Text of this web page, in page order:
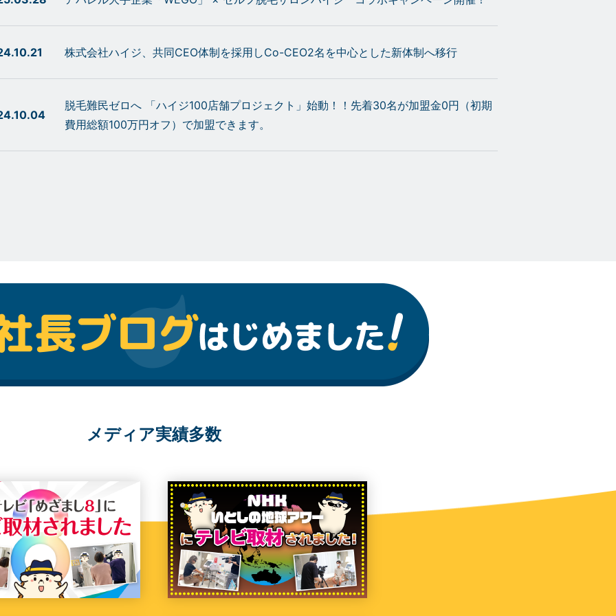
株式会社ハイジ、共同CEO体制を採用しCo-CEO2名を中心とした新体制へ移行
脱毛難民ゼロへ 「ハイジ100店舗プロジェクト」始動！！先着30名が加盟金0円（初期
費用総額100万円オフ）で加盟できます。
メディア実績多数